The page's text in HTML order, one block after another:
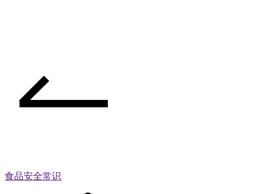
食品安全常识